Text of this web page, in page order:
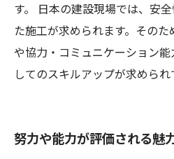
す。 日本の建設現場では、安
た施工が求められます。その
や協力・コミュニケーション
してのスキルアップが求められ
努力や能力が評価される魅